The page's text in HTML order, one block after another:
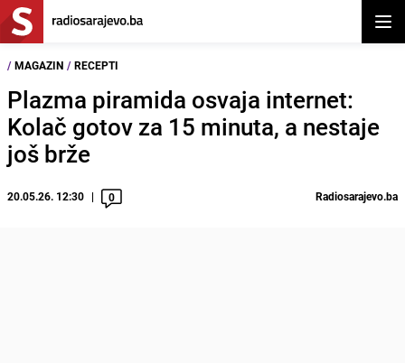
/ MAGAZIN / RECEPTI
Plazma piramida osvaja internet:
Kolač gotov za 15 minuta, a nestaje
još brže
20.05.26. 12:30 0 Radiosarajevo.ba